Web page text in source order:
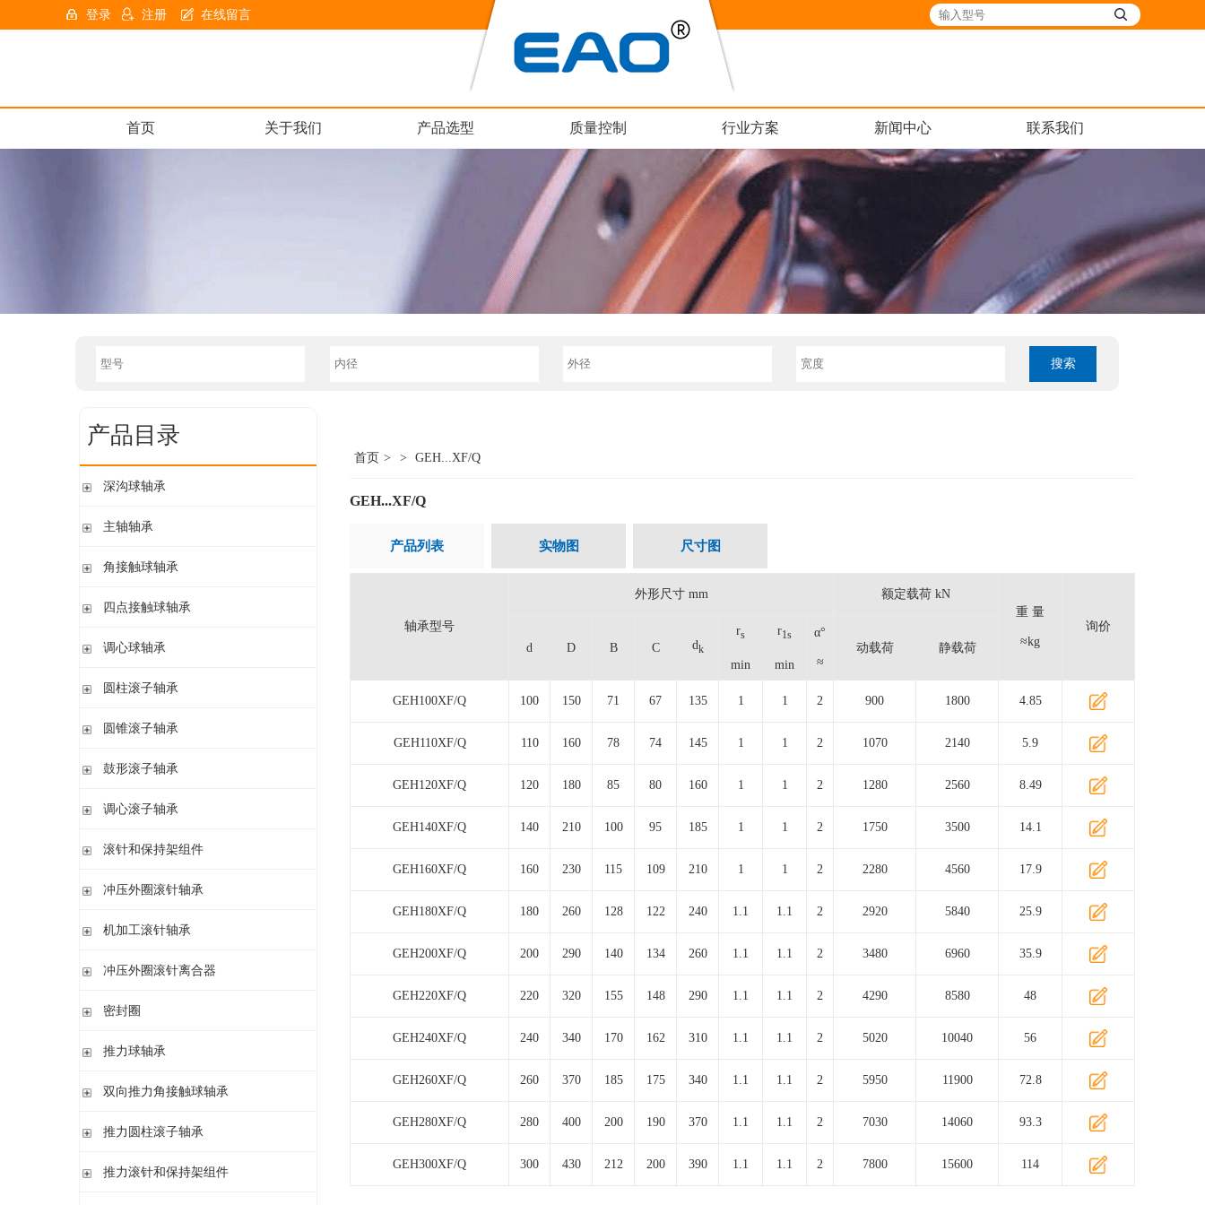
在线留言
登录 注册
首页 关于我们 产品选型 质量控制 行业方案 新闻中心 联系我们
产品目录
深沟球轴承
单列开式
双列
主轴轴承
带钢球
带钢球 密封
角接触球轴承
单列开式或密封
双列开式或密封
四点接触球轴承
四点接触球轴承
调心球轴承
圆柱孔开式或密封
圆柱孔或圆锥孔 开式
带紧定套开式或密封
带紧定套开式
圆柱滚子轴承
带保持架的圆柱滚子轴承
单列满装圆柱滚子轴承
高精密圆柱滚子轴承
圆锥滚子轴承
单列圆锥滚子轴承
单列英制圆锥滚子轴承
鼓形滚子轴承
圆柱孔或圆锥孔
调心滚子轴承
圆柱孔或圆锥孔
带退卸套
滚针和保持架组件
单列
冲压外圈滚针轴承
开式 闭式 无密封
开式、满装滚针单元、无密封
机加工滚针轴承
无内圈
带内圈 开式
带内圈 密封
无挡边无内圈 开式
调心 有/无内圈
滚针/ 推力球轴承 无内圈 带或不带外罩
冲压外圈滚针离合器
不带轴承 带滚花或不带滚花
密封圈
密封圈
推力球轴承
单向推力球轴承
双向推力角接触球轴承
双向推力角接触球轴承
推力圆柱滚子轴承
推力圆柱滚子轴承 保持架组件 推力轴承垫圈
推力滚针和保持架组件
首页 > > GEH...XF/Q
GEH...XF/Q
产品列表 实物图 尺寸图
轴承型号
外形尺寸 mm
额定载荷 kN
重 量
≈kg
询价
d
D B C dk
rs
min
r1s
min
α°
≈
动载荷 静载荷
GEH100XF/Q 100 150 71 67 135 1 1 2 900 1800 4.85
GEH110XF/Q 110 160 78 74 145 1 1 2 1070 2140 5.9
GEH120XF/Q 120 180 85 80 160 1 1 2 1280 2560 8.49
GEH140XF/Q 140 210 100 95 185 1 1 2 1750 3500 14.1
GEH160XF/Q 160 230 115 109 210 1 1 2 2280 4560 17.9
GEH180XF/Q 180 260 128 122 240 1.1 1.1 2 2920 5840 25.9
GEH200XF/Q 200 290 140 134 260 1.1 1.1 2 3480 6960 35.9
GEH220XF/Q 220 320 155 148 290 1.1 1.1 2 4290 8580 48
GEH240XF/Q 240 340 170 162 310 1.1 1.1 2 5020 10040 56
GEH260XF/Q 260 370 185 175 340 1.1 1.1 2 5950 11900 72.8
GEH280XF/Q 280 400 200 190 370 1.1 1.1 2 7030 14060 93.3
GEH300XF/Q 300 430 212 200 390 1.1 1.1 2 7800 15600 114